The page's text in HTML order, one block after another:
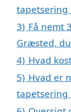
tapetsering
3) Få nemt
Græsted,
4) Hvad
5) Hvad er
tapetsering